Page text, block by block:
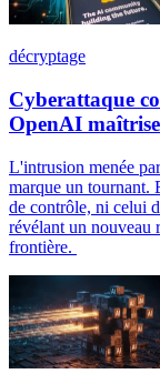
décryptage
Cyberattaque
OpenAI
L'intrusion menée
marque un tournant.
de contrôle, ni celui
révélant un nouveau
frontière.